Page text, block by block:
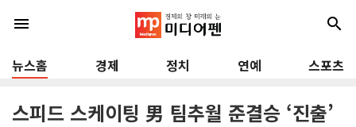
menu search
뉴스홈 경제 정치 연예 스포츠
스피드 스케이팅 男 팀추월 준결승 ‘진출’